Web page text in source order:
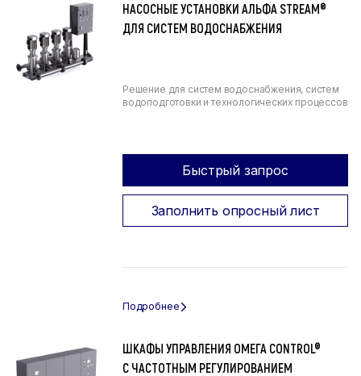
НАСОСНЫЕ УСТАНОВКИ АЛЬФА STREAM®
ДЛЯ СИСТЕМ ВОДОСНАБЖЕНИЯ
Решение для систем водоснабжения, систем
водоподготовки и технологических процессов
Быстрый запрос
Заполнить опросный лист
ШКАФЫ УПРАВЛЕНИЯ ОМЕГА CONTROL®
С ЧАСТОТНЫМ РЕГУЛИРОВАНИЕМ